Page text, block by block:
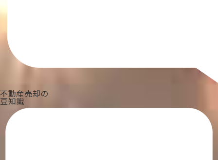
不動産売却の
豆知識